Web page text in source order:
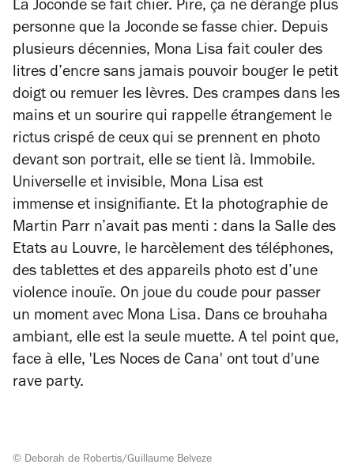
La Joconde se fait chier. Pire, ça ne dérange plus
personne que la Joconde se fasse chier. Depuis
plusieurs décennies, Mona Lisa fait couler des
litres d’encre sans jamais pouvoir bouger le petit
doigt ou remuer les lèvres. Des crampes dans les
mains et un sourire qui rappelle étrangement le
rictus crispé de ceux qui se prennent en photo
devant son portrait, elle se tient là. Immobile.
Universelle et invisible, Mona Lisa est
immense et insignifiante. Et la photographie de
Martin Parr n’avait pas menti : dans la Salle des
Etats au Louvre, le harcèlement des téléphones,
des tablettes et des appareils photo est d’une
violence inouïe. On joue du coude pour passer
un moment avec Mona Lisa. Dans ce brouhaha
ambiant, elle est la seule muette. A tel point que,
face à elle, 'Les Noces de Cana' ont tout d'une
rave party.
© Deborah de Robertis/Guillaume Belveze